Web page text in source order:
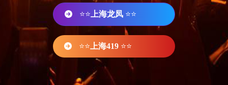
⭐⭐ 上海龙凤 ⭐⭐
⭐⭐ 上海419 ⭐⭐